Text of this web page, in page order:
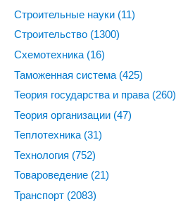
Строительные науки (11)
Строительство (1300)
Схемотехника (16)
Таможенная система (425)
Теория государства и права (260)
Теория организации (47)
Теплотехника (31)
Технология (752)
Товароведение (21)
Транспорт (2083)